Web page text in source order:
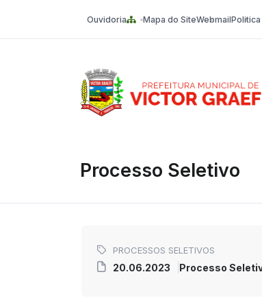
Ouvidoria Mapa do SiteWebmail
Processo Seletivo
PROCESSOS SELETIVOS
20.06.2023 Processo